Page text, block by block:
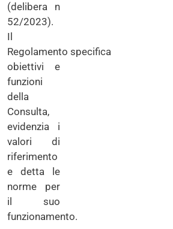
(delibera n
52/2023).
Il
Regolamento specifica
obiettivi e
funzioni
della
Consulta,
evidenzia i
valori di
riferimento
e detta le
norme per
il suo
funzionamento.